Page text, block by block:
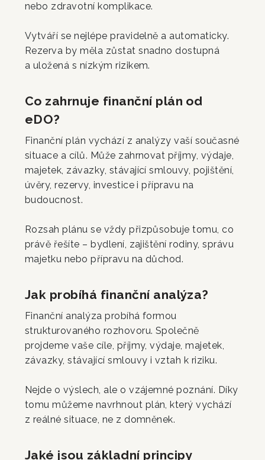
nebo zdravotní komplikace.
Vytváří se nejlépe pravidelně a automaticky.
Rezerva by měla zůstat snadno dostupná
a uložená s nízkým rizikem.
Co zahrnuje finanční plán od
eDO?
Finanční plán vychází z analýzy vaší současné
situace a cílů. Může zahrnovat příjmy, výdaje,
majetek, závazky, stávající smlouvy, pojištění,
úvěry, rezervy, investice i přípravu na
budoucnost.
Rozsah plánu se vždy přizpůsobuje tomu, co
právě řešíte – bydlení, zajištění rodiny, správu
majetku nebo přípravu na důchod.
Jak probíhá finanční analýza?
Finanční analýza probíhá formou
strukturovaného rozhovoru. Společně
projdeme vaše cíle, příjmy, výdaje, majetek,
závazky, stávající smlouvy i vztah k riziku.
Nejde o výslech, ale o vzájemné poznání. Díky
tomu můžeme navrhnout plán, který vychází
z reálné situace, ne z domněnek.
Jaké jsou základní principy